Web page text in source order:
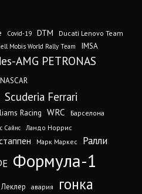
Covid-19 DTM Ducati Lenovo Team
Mobis World Rally Team IMSA
AMG PETRONAS
NASCAR
Scuderia Ferrari
Racing WRC
Барселона
Сайнс Ландо Норрис
Марк Маркес Ралли
Формула-1
авария гонка